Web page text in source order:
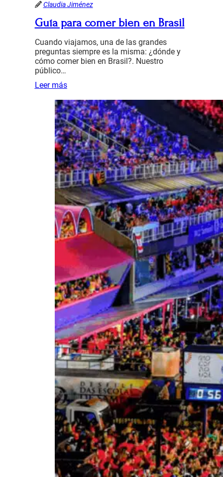
Claudia Jiménez
Guía para comer bien en Brasil
Cuando viajamos, una de las grandes
preguntas siempre es la misma: ¿dónde y
cómo comer bien en Brasil?. Nuestro
público…
Leer más